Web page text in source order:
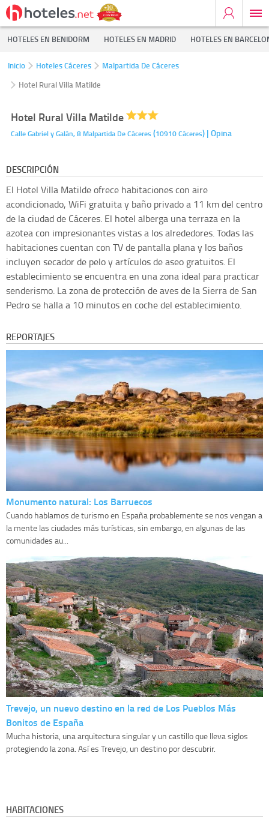
HOTELES EN BENIDORM HOTELES EN MADRID HOTELES EN
Inicio Hoteles Cáceres
Malpartida De Cáceres
Hotel Rural Villa Matilde
Hotel Rural Villa Matilde
Calle Gabriel y Galán, 8 Malpartida De Cáceres (10910Cáceres) | Opina
DESCRIPCIÓN
El Hotel Villa Matilde ofrece habitaciones con aire
acondicionado, WiFi gratuita y baño privado a 11 km del centro
de la ciudad de Cáceres. El hotel alberga una terraza en la
azotea con impresionantes vistas a los alrededores. Todas las
habitaciones cuentan con TV de pantalla plana y los baños
incluyen secador de pelo y artículos de aseo gratuitos. El
establecimiento se encuentra en una zona ideal para practicar
senderismo. La zona de protección de aves de la Sierra de San
Pedro se halla a 10 minutos en coche del establecimiento.
REPORTAJES
Monumento natural: Los Barruecos
Cuando hablamos de turismo en España probablemente se nos vengan a
la mente las ciudades más turísticas, sin embargo, en algunas de las
comunidades au...
Trevejo, un nuevo destino en la red de Los Pueblos Más
Bonitos de España
Mucha historia, una arquitectura singular y un castillo que lleva siglos
protegiendo la zona. Así es Trevejo, un destino por descubrir.
HABITACIONES